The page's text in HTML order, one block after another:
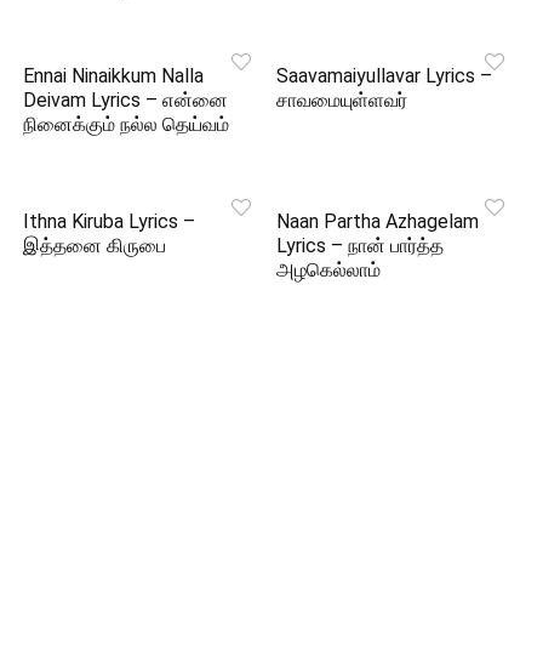
Ennai Ninaikkum Nalla
Deivam Lyrics – என்னை
நினைக்கும் நல்ல தெய்வம்
Saavamaiyullavar Lyrics –
சாவமையுள்ளவர்
Ithna Kiruba Lyrics –
இத்தனை கிருபை
Naan Partha Azhagelam
Lyrics – நான் பார்த்த
அழகெல்லாம்